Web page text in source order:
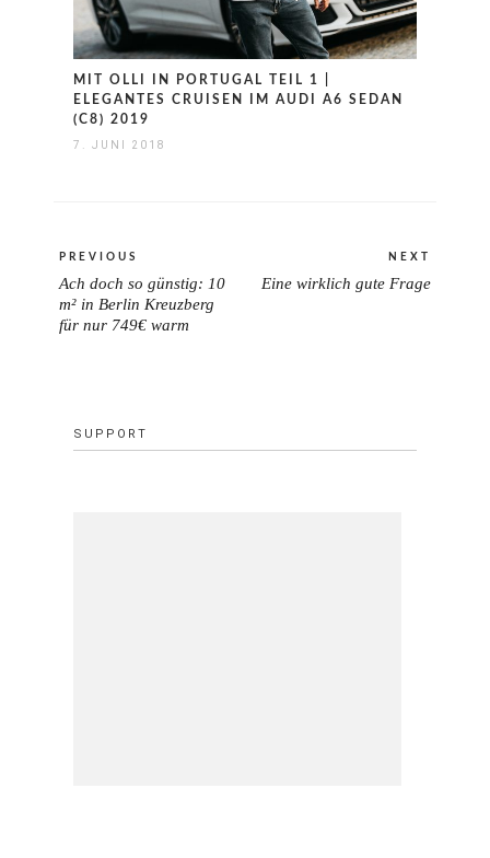
MIT OLLI IN PORTUGAL TEIL 1 |
ELEGANTES CRUISEN IM AUDI A6 SEDAN
(C8) 2019
7. JUNI 2018
PREVIOUS
PREVIOUS
POST:
Ach doch so günstig: 10
m² in Berlin Kreuzberg
für nur 749€ warm
NEXT
Eine wirklich gute Frage
SUPPORT